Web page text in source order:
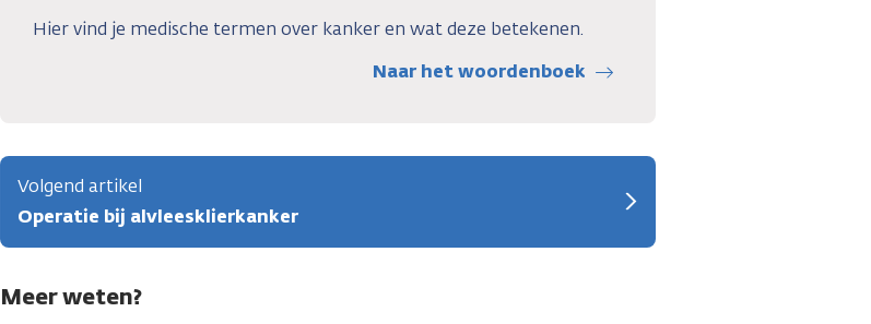
Hier vind je medische termen over kanker en wat deze betekenen.
Naar het woordenboek
Volgend artikel
Operatie bij alvleesklierkanker
Meer weten?